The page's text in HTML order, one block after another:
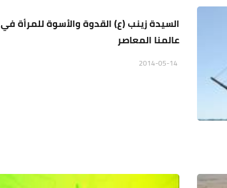
السيدة زينب (ع) القدوة والأسوة للمرأة في
عالمنا المعاصر